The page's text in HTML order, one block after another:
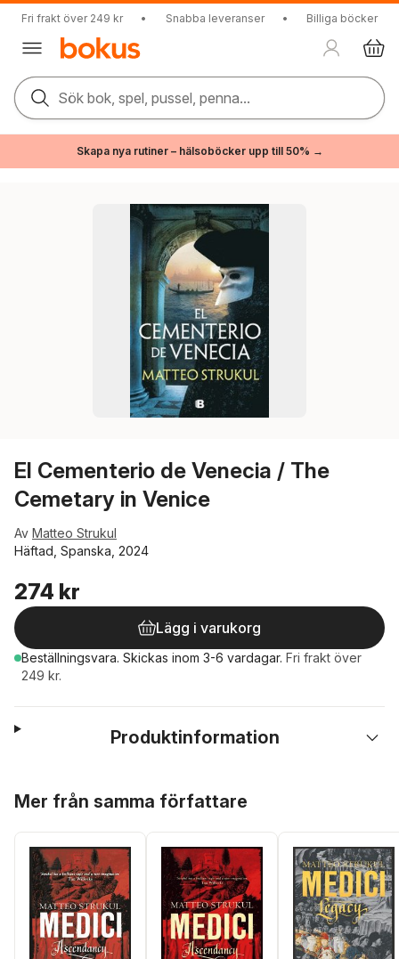
Fri frakt över 249 kr • Snabba leveranser • Billiga böcker
Sök bok, spel, pussel, penna...
Skapa nya rutiner – hälsoböcker upp till 50% →
El Cementerio de Venecia / The
Cemetary in Venice
Av Matteo Strukul
Häftad, Spanska, 2024
274 kr
Lägg i varukorg
Beställningsvara. Skickas inom 3-6 vardagar. Fri frakt över
249 kr.
Produktinformation
Mer från samma författare